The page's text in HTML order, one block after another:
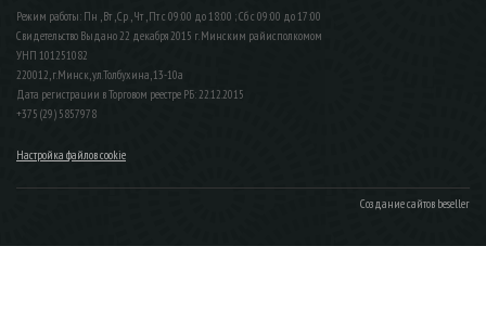
Режим работы: Пн , Вт , Ср , Чт , Пт c 09:00 до 18:00 ; Сб c 09:00 до 17:00
Свидетельство Выдано 22 декабря 2015 г. Минским райисполкомом
УНП 101251082
220012, г.Минск, ул.Толбухина, 13-10а
Дата регистрации в Торговом реестре РБ: 22.12.2015
+375 (29) 5857978
Настройка файлов cookie
Создание сайтов beseller